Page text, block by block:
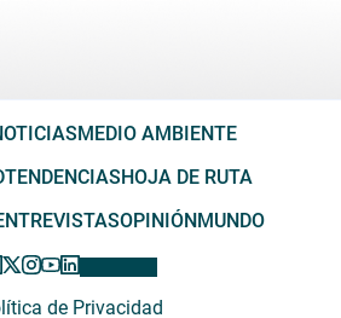
MEDIO AMBIENTE
TENDENCIASHOJA DE RUTA
OPINIÓNMUNDO
de Privacidad